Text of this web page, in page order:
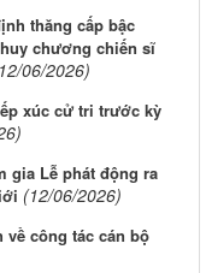
thăng cấp bậc
chương chiến sĩ
06/2026)
xúc cử tri trước kỳ
gia Lễ phát động ra
(12/06/2026)
về công tác cán bộ